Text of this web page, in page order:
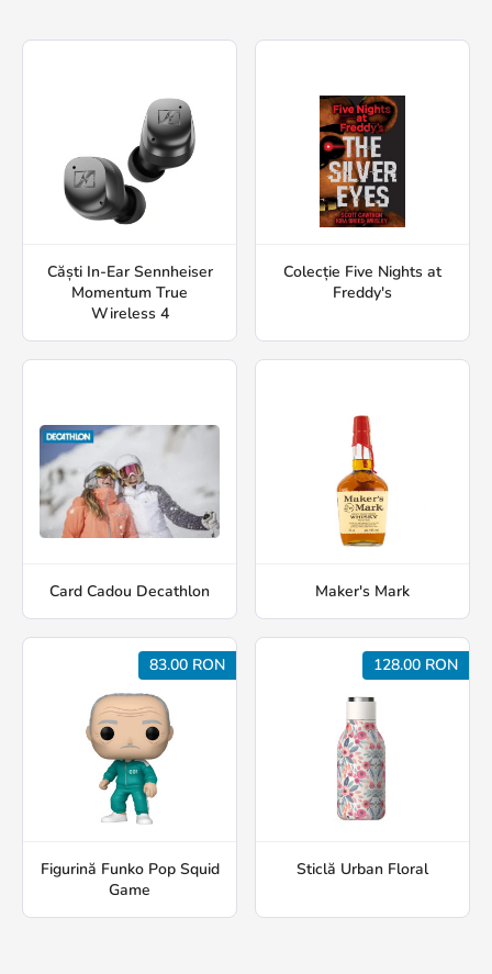
Căști In-Ear Sennheiser
Momentum True
Wireless 4
Colecție Five Nights at
Freddy's
Card Cadou Decathlon Maker's Mark
83.00 RON
Figurină Funko Pop Squid
Game
128.00 RON
Sticlă Urban Floral